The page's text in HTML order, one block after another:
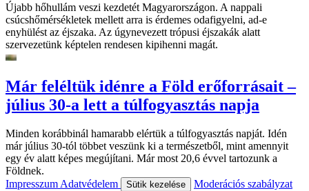
Újabb hőhullám veszi kezdetét Magyarországon. A nappali
csúcshőmérsékletek mellett arra is érdemes odafigyelni, ad-e
enyhülést az éjszaka. Az úgynevezett trópusi éjszakák alatt
szervezetünk képtelen rendesen kipihenni magát.
Már feléltük idénre a Föld erőforrásait –
július 30-a lett a túlfogyasztás napja
Minden korábbinál hamarabb elértük a túlfogyasztás napját. Idén
már július 30-tól többet veszünk ki a természetből, mint amennyit
egy év alatt képes megújítani. Már most 20,6 évvel tartozunk a
Földnek.
ImpresszumAdatvédelem Sütik kezelése
Moderációs szabályzat